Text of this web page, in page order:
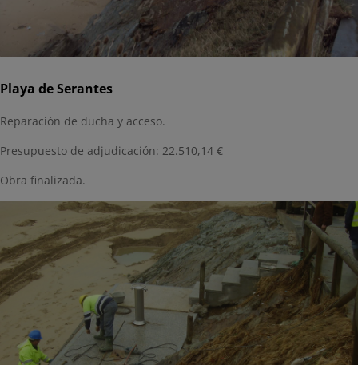
Playa de Serantes
Reparación de ducha y acceso.
Presupuesto de adjudicación: 22.510,14 €
Obra finalizada.